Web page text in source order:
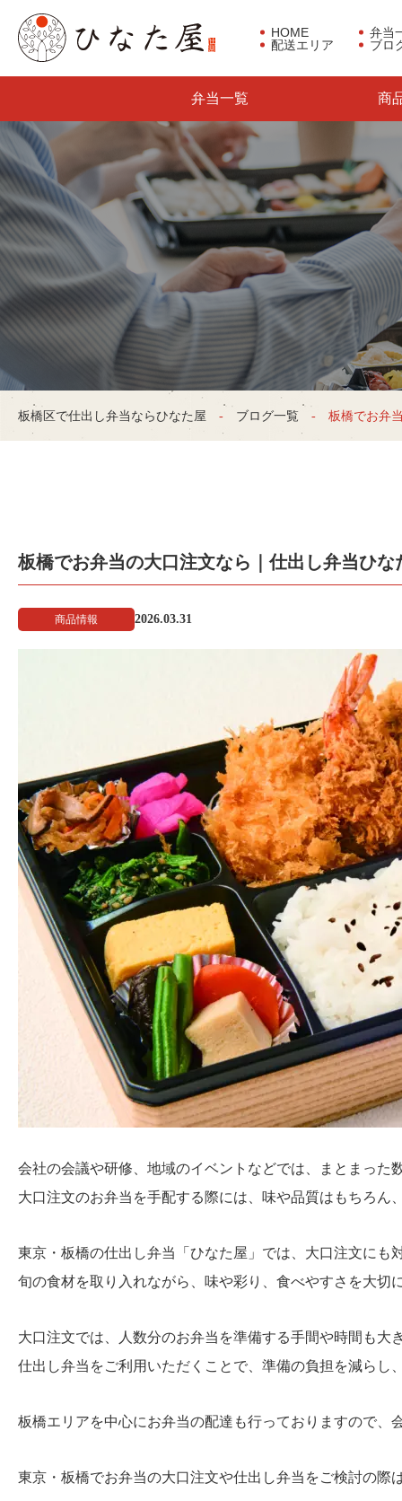
東京都板橋区で仕出し弁当な
HOME
弁当
配送エリア
ブロ
弁当一覧 商
板橋区で仕出し弁当ならひなた屋 ブログ一覧 板橋でお弁
板橋でお弁当の大口注文なら｜仕出し弁当ひな
商品情報 2026.03.31
会社の会議や研修、地域のイベントなどでは、まとまった
大口注文のお弁当を手配する際には、味や品質はもちろん
東京・板橋の仕出し弁当「ひなた屋」では、大口注文にも
旬の食材を取り入れながら、味や彩り、食べやすさを大切
大口注文では、人数分のお弁当を準備する手間や時間も大
仕出し弁当をご利用いただくことで、準備の負担を減らし
板橋エリアを中心にお弁当の配達も行っておりますので、
東京・板橋でお弁当の大口注文や仕出し弁当をご検討の際